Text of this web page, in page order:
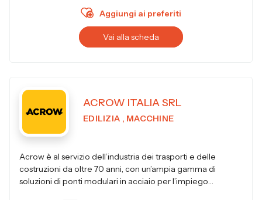
Aggiungi ai preferiti
Vai alla scheda
ACROW ITALIA SRL
EDILIZIA , MACCHINE
Acrow è al servizio dell’industria dei trasporti e delle
costruzioni da oltre 70 anni, con un’ampia gamma di
soluzioni di ponti modulari in acciaio per l’impiego